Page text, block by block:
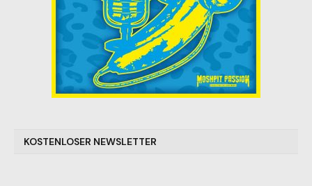
KOSTENLOSER NEWSLETTER